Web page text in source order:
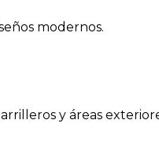
modernos.
y áreas